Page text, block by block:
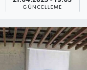
GÜNCELLEME